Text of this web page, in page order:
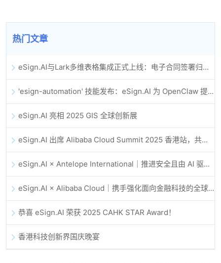
热门文章
eSign.AI与Lark多维表格集成正式上线：电子合同签署归档全程自动化
'esign-automation' 技能发布：eSign.AI 为 OpenClaw 提供自动化电子签名能力
eSign.AI 亮相 2025 GIS 全球创新展
eSign.AI 出席 Alibaba Cloud Summit 2025 香港站，共同探讨 AI 驱动的云创新与数字信任未来
eSign.AI × Antelope International｜推进安全且由 AI 驱动的数字化工作流
eSign.AI × Alibaba Cloud｜携手强化面向金融科技的全球数字信任
恭喜 eSign.AI 荣获 2025 CAHK STAR Award！
香港科技创新界国庆晚宴